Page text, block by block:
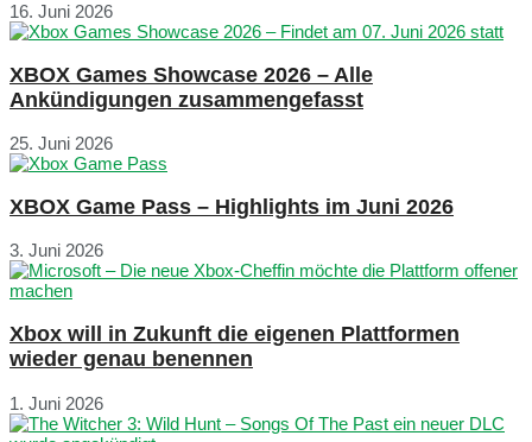
16. Juni 2026
XBOX Games Showcase 2026 – Alle
Ankündigungen zusammengefasst
25. Juni 2026
XBOX Game Pass – Highlights im Juni 2026
3. Juni 2026
Xbox will in Zukunft die eigenen Plattformen
wieder genau benennen
1. Juni 2026